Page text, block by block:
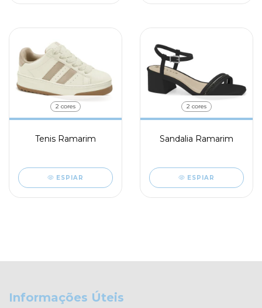
2 cores
Tenis Ramarim
ESPIAR
2 cores
Sandalia Ramarim
ESPIAR
Informações Úteis